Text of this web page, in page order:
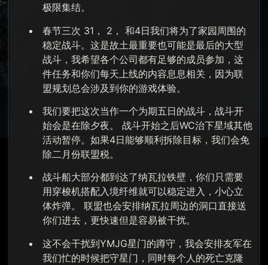
极限集结。
春节三次 31， 2， 和4日我们将为了家园周围的
稳定战斗。这是故土最重要也可能是最后的大型
战斗，我希望各个公司都有足够的成员参加，这
件任务和你们每天上线的内容息息相关，因为联
盟规划总会涉及到你的游戏体验。
我们要把这次当作一个为期五日的战斗，战斗开
始会是在除夕夜。 战斗开始之后WC治下星域其他
活动暂停。如果4日能够顺利拆除目标，我们会免
除二月份联盟税。
战斗船大部分都到达了纳瓦拉铁壁，你们只需要
用穿梭机搭配入境纤维就可以稳定进入，小心立
体炸弹。 联盟也会安排纳瓦拉周边的洞口直接送
你们进去，更快速但是容易被干扰。
这不会干扰到YMJG星门的蹲守，我会安排友军在
我们忙的时候把守星门，同时每个人的死亡克隆